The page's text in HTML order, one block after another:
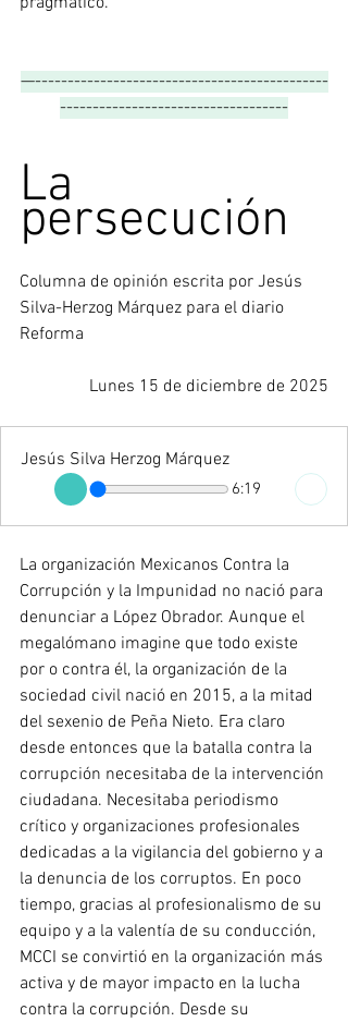
—---------------------------------------------
-----------------------------------
La
persecución
Columna de opinión escrita por Jesús
Silva-Herzog Márquez para el diario
Reforma
Lunes 15 de diciembre de 2025
Jesús Silva Herzog Márquez
6:19
La organización Mexicanos Contra la
Corrupción y la Impunidad no nació para
denunciar a López Obrador. Aunque el
megalómano imagine que todo existe
por o contra él, la organización de la
sociedad civil nació en 2015, a la mitad
del sexenio de Peña Nieto. Era claro
desde entonces que la batalla contra la
corrupción necesitaba de la intervención
ciudadana. Necesitaba periodismo
crítico y organizaciones profesionales
dedicadas a la vigilancia del gobierno y a
la denuncia de los corruptos. En poco
tiempo, gracias al profesionalismo de su
equipo y a la valentía de su conducción,
MCCI se convirtió en la organización más
activa y de mayor impacto en la lucha
contra la corrupción. Desde su